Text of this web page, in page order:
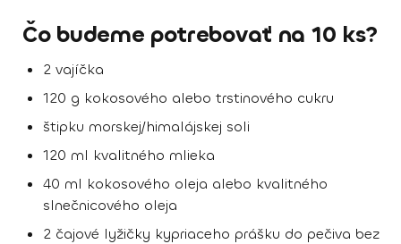
Čo budeme potrebovať na 10 ks?
2 vajíčka
120 g kokosového alebo trstinového cukru
štipku morskej/himalájskej soli
120 ml kvalitného mlieka
40 ml kokosového oleja alebo kvalitného
slnečnicového oleja
2 čajové lyžičky kypriaceho prášku do pečiva bez